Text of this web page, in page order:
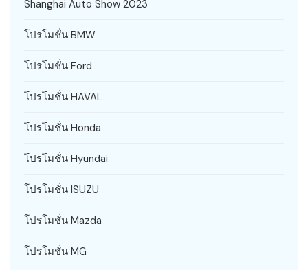
Shanghai Auto Show 2023
โปรโมชั่น BMW
โปรโมชั่น Ford
โปรโมชั่น HAVAL
โปรโมชั่น Honda
โปรโมชั่น Hyundai
โปรโมชั่น ISUZU
โปรโมชั่น Mazda
โปรโมชั่น MG